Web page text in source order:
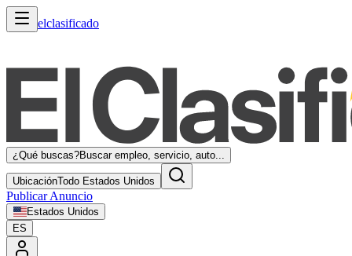
elclasificado
¿Qué buscas?Buscar empleo, servicio, auto...
UbicaciónTodo Estados Unidos
Publicar Anuncio
Estados Unidos
ES